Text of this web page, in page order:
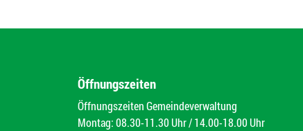
Öffnungszeiten
Öffnungszeiten Gemeindeverwaltung
Montag: 08.30-11.30 Uhr / 14.00-18.00 Uhr